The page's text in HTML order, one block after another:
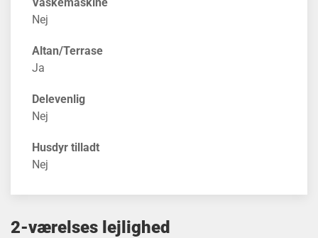
Nej
Altan/Terrase
Ja
Delevenlig
Nej
Husdyr tilladt
Nej
2-værelses lejlighed